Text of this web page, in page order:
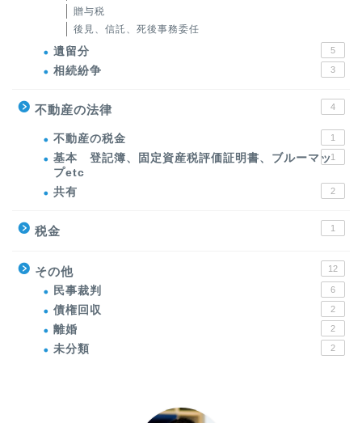
贈与税
後見、信託、死後事務委任
遺留分 5
相続紛争 3
不動産の法律 4
不動産の税金 1
基本 登記簿、固定資産税評価証明書、ブルーマッ
プetc
1
共有 2
税金 1
その他 12
民事裁判 6
債権回収 2
離婚 2
未分類 2